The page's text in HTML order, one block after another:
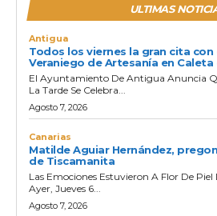
ULTIMAS
Antigua
Todos los viernes la gran cita con
Veraniego de Artesanía en Caleta
El Ayuntamiento De Antigua Anuncia
La Tarde Se Celebra...
Agosto 7, 2026
Canarias
Matilde Aguiar Hernández,
de Tiscamanita
Las Emociones Estuvieron A Flor De
Ayer, Jueves 6...
Agosto 7, 2026